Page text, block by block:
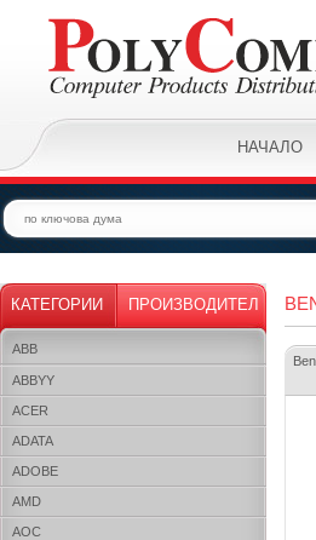
НАЧАЛО
КАТЕГОРИИ ПРОИЗВОДИТЕЛ
ABB
ABBYY
ACER
ADATA
ADOBE
AMD
AOC